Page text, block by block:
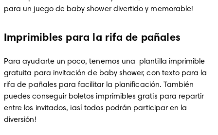
para un juego de baby shower divertido y memorable!
Imprimibles para la rifa de pañales
Para ayudarte un poco, tenemos una  plantilla imprimible
gratuita para invitación de baby shower, con texto para la
rifa de pañales para facilitar la planificación. También
puedes conseguir boletos imprimibles gratis para repartir
entre los invitados, ¡así todos podrán participar en la
diversión!